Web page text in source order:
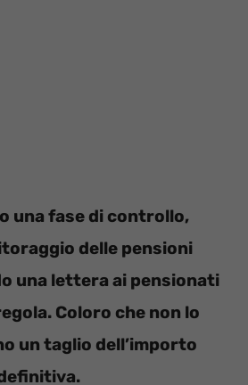
una fase di controllo,
delle pensioni
una lettera ai pensionati
Coloro che non lo
un taglio dell’importo